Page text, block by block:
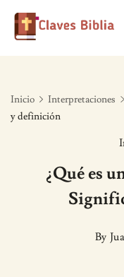
Skip
Inicio Interpretaciones
y definición
¿Qué es
By